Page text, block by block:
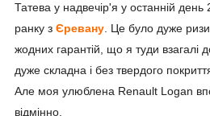
Татева у надвечір'я у останній день
ранку з Єревану. Це було дуже
жодних гарантій, що я туди взагалі
дуже складна і без твердого
Але моя улюблена Renault Logan
відмінно.